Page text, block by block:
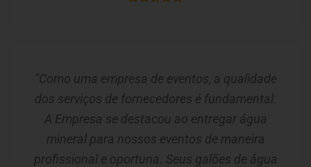
"Como uma empresa de eventos, a qualidade
dos serviços de fornecedores é fundamental.
A Empresa se destacou ao entregar água
mineral para nossos eventos de maneira
profissional e oportuna. Seus galões de água